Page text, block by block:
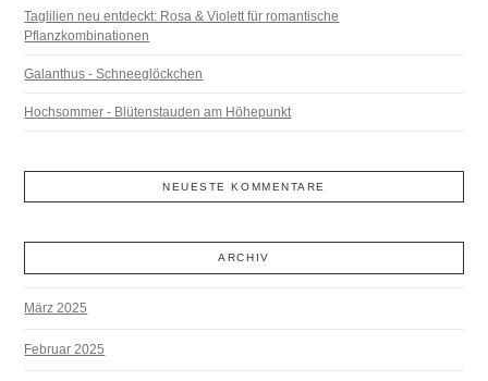
Taglilien neu entdeckt: Rosa & Violett für romantische
Pflanzkombinationen
Galanthus - Schneeglöckchen
Hochsommer - Blütenstauden am Höhepunkt
NEUESTE KOMMENTARE
ARCHIV
März 2025
Februar 2025